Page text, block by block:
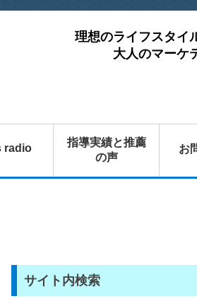
理想のライフスタイ
大人のマーケ
radio
指導実績と推薦
の声
お
サイト内検索